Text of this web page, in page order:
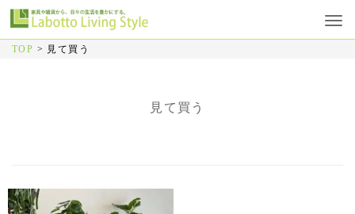
TOP > 見て買う
見て買う